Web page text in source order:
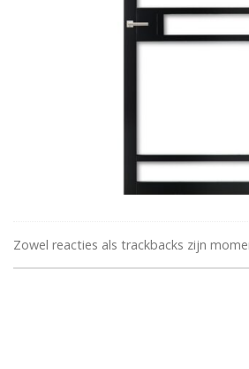
Zowel reacties als trackbacks zijn